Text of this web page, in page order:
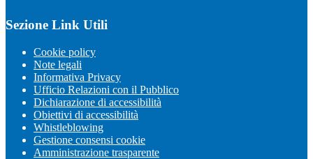
Sezione Link Utili
Cookie policy
Note legali
Informativa Privacy
Ufficio Relazioni con il Pubblico
Dichiarazione di accessibilità
Obiettivi di accessibilità
Whistleblowing
Gestione consensi cookie
Amministrazione trasparente